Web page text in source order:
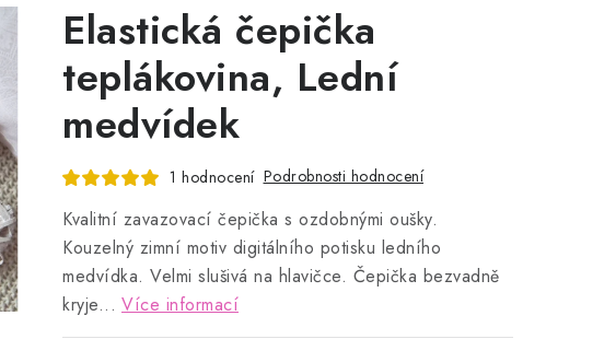
Elastická čepička
teplákovina, Lední
medvídek
1 hodnocení Podrobnosti hodnocení
Kvalitní zavazovací čepička s ozdobnými oušky.
Kouzelný zimní motiv digitálního potisku ledního
medvídka. Velmi slušivá na hlavičce. Čepička bezvadně
kryje... Více informací